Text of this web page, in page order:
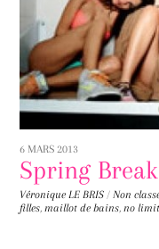
6 MARS 2013
Spring
Véronique LE BRIS / Non
filles, maillot de bains, no limit